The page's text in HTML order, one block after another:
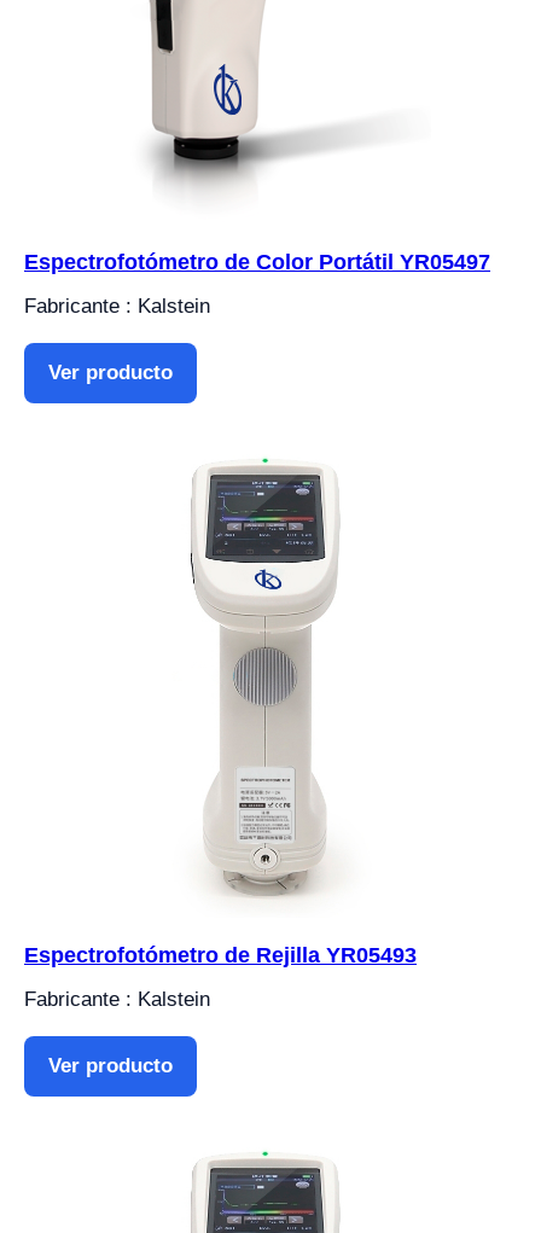
Espectrofotómetro de Color Portátil YR05497
Fabricante : Kalstein
Ver producto
Espectrofotómetro de Rejilla YR05493
Fabricante : Kalstein
Ver producto